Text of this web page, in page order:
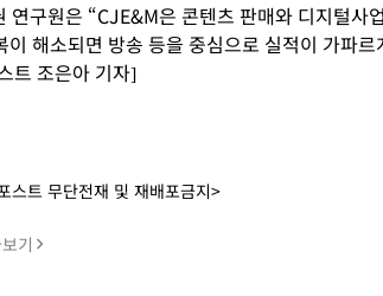
연구원은 “CJE&M은 콘텐츠 판매와 디지털사
이 해소되면 방송 등을 중심으로 실적이 가파르
트 조은아 기자]
스트 무단전재 및 재배포금지>
기